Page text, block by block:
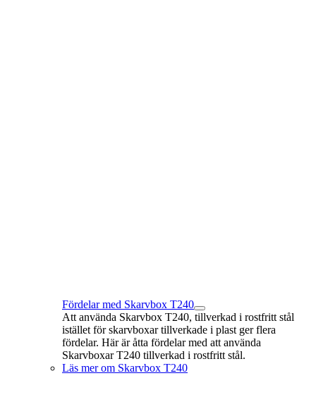
Fördelar med Skarvbox T240
Att använda Skarvbox T240, tillverkad i rostfritt stål
istället för skarvboxar tillverkade i plast ger flera
fördelar. Här är åtta fördelar med att använda
Skarvboxar T240 tillverkad i rostfritt stål.
Läs mer om Skarvbox T240